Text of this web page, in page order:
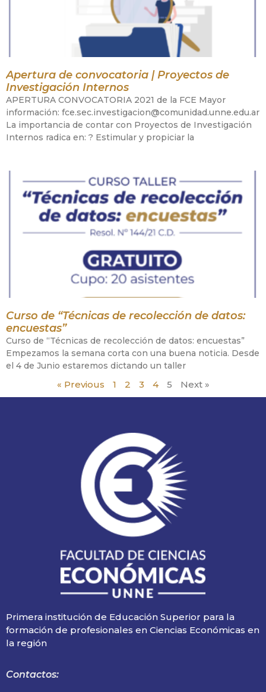
Apertura de convocatoria | Proyectos de
Investigación Internos
APERTURA CONVOCATORIA 2021 de la FCE Mayor
información: fce.sec.investigacion@comunidad.unne.edu.ar
La importancia de contar con Proyectos de Investigación
Internos radica en: ? Estimular y propiciar la
Curso de “Técnicas de recolección de datos:
encuestas”
Curso de “Técnicas de recolección de datos: encuestas”
Empezamos la semana corta con una buena noticia. Desde
el 4 de Junio estaremos dictando un taller
« Previous 1 2 3 4 5 Next »
Primera institución de Educación Superior para la
formación de profesionales en Ciencias Económicas en
la región
Contactos: